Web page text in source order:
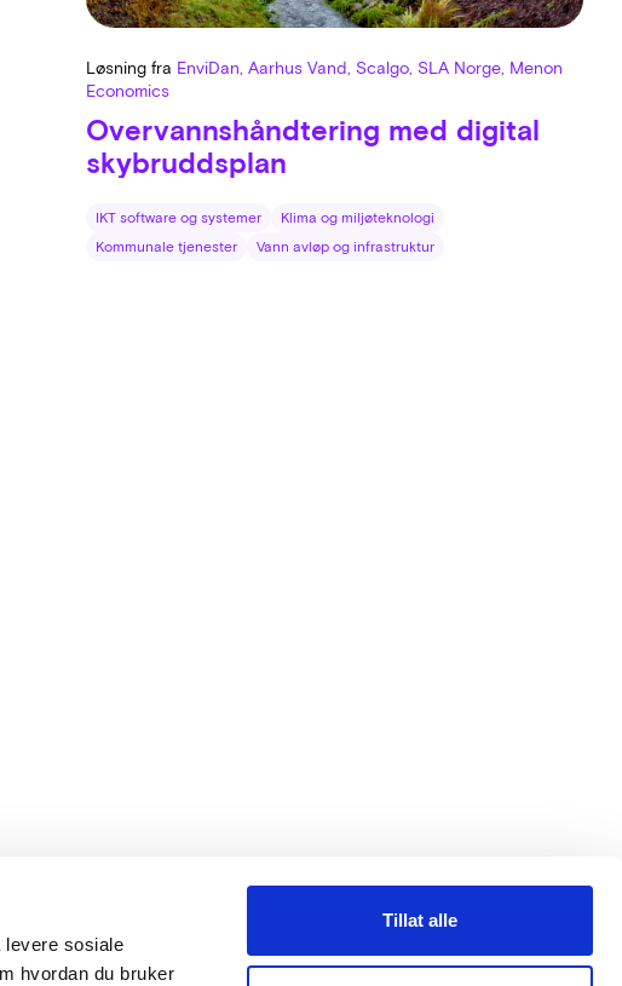
levere sosiale
hvordan du bruker
Tillat alle
Løsning fra EnviDan, Aarhus Vand, Scalgo, SLA Norge, Menon
Economics
Overvannshåndtering med digital
skybruddsplan
IKT software og systemer
Klima og miljøteknologi
Kommunale tjenester
Vann avløp og infrastruktur